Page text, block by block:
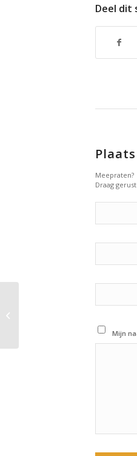
Deel dit
Meepraten?
Draag
Mijn